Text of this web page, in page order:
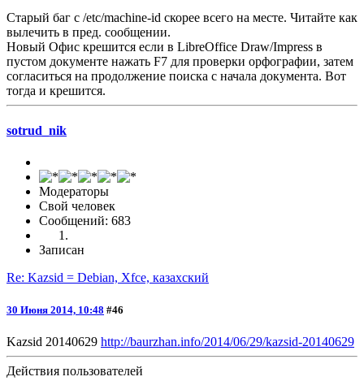
Старый баг с /etc/machine-id скорее всего на месте. Читайте как
вылечить в пред. сообщении.
Новый Офис крешится если в LibreOffice Draw/Impress в
пустом документе нажать F7 для проверки орфографии, затем
согласиться на продолжение поиска с начала документа. Вот
тогда и крешится.
sotrud_nik
Модераторы
Свой человек
Сообщений: 683
Записан
Re: Kazsid = Debian, Xfce, казахский
30 Июня 2014, 10:48 #46
Kazsid 20140629 http://baurzhan.info/2014/06/29/kazsid-20140629
Действия пользователей